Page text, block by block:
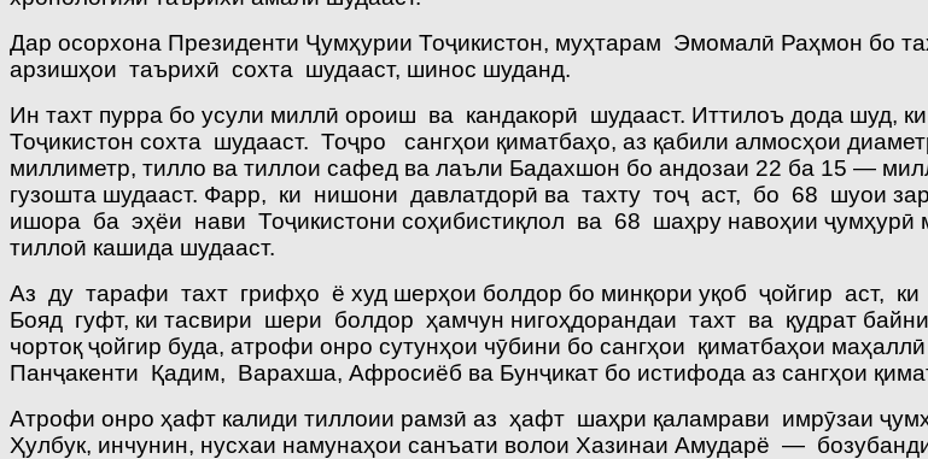
Дар осорхона Президенти Ҷумҳурии Тоҷикистон, муҳтарам Эмомалӣ Раҳмон бо
арзишҳои таърихӣ сохта шудааст, шинос шуданд.
Ин тахт пурра бо усули миллӣ ороиш ва кандакорӣ шудааст. Иттилоъ дода шуд,
Тоҷикистон сохта шудааст. Тоҷро сангҳои қиматбаҳо, аз қабили алмосҳои
миллиметр, тилло ва тиллои сафед ва лаъли Бадахшон бо андозаи 22 ба 15 —
гузошта шудааст. Фарр, ки нишони давлатдорӣ ва тахту тоҷ аст, бо 68 шуои
ишора ба эҳёи нави Тоҷикистони соҳибистиқлол ва 68 шаҳру навоҳии
тиллоӣ кашида шудааст.
Аз ду тарафи тахт грифҳо ё худ шерҳои болдор бо минқори уқоб ҷойгир аст,
Бояд гуфт, ки тасвири шери болдор ҳамчун нигоҳдорандаи тахт ва қудрат
чортоқ ҷойгир буда, атрофи онро сутунҳои чӯбини бо сангҳои қиматбаҳои
Панҷакенти Қадим, Варахша, Афросиёб ва Бунҷикат бо истифода аз сангҳои
Атрофи онро ҳафт калиди тиллоии рамзӣ аз ҳафт шаҳри қаламрави имрӯзаи
Ҳулбук, инчунин, нусхаи намунаҳои санъати волои Хазинаи Амударё —